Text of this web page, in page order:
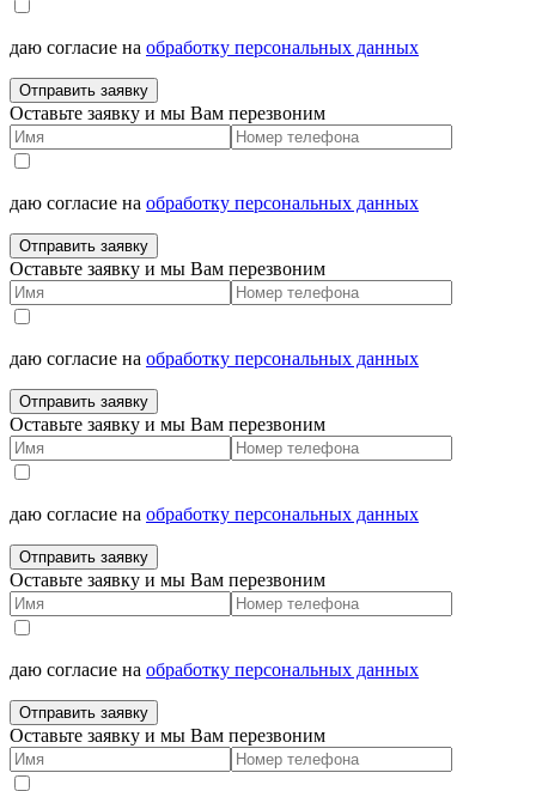
даю согласие на обработку персональных данных
Отправить заявку
Оставьте заявку и мы Вам перезвоним
даю согласие на обработку персональных данных
Отправить заявку
Оставьте заявку и мы Вам перезвоним
даю согласие на обработку персональных данных
Отправить заявку
Оставьте заявку и мы Вам перезвоним
даю согласие на обработку персональных данных
Отправить заявку
Оставьте заявку и мы Вам перезвоним
даю согласие на обработку персональных данных
Отправить заявку
Оставьте заявку и мы Вам перезвоним